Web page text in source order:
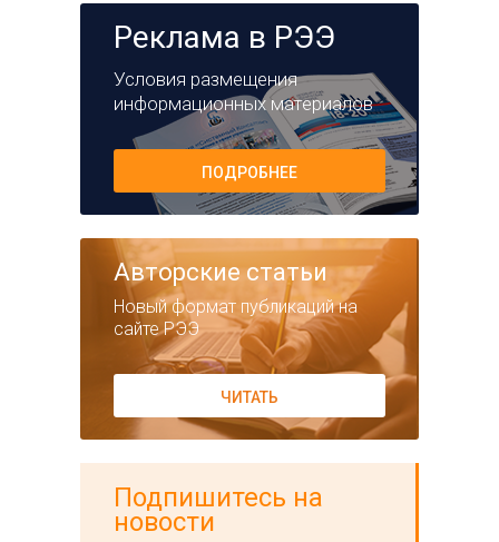
Реклама в РЭЭ
Условия размещения
информационных материалов
ПОДРОБНЕЕ
Авторские статьи
Новый формат публикаций на
сайте РЭЭ
ЧИТАТЬ
Подпишитесь на
новости